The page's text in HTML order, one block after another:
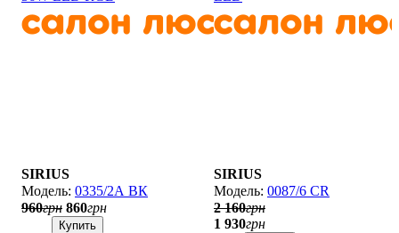
SIRIUS
0335/2А ВК
960грн 860грн
Купить
SIRIUS
0087/6 CR
2 160грн
1 930грн